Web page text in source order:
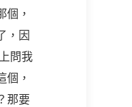
個，
，因
問我
個，
那要